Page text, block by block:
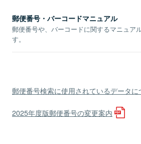
郵便番号・バーコードマニュアル
郵便番号や、バーコードに関するマニュア
す。
郵便番号検索に使用されているデータに
2025年度版郵便番号の変更案内